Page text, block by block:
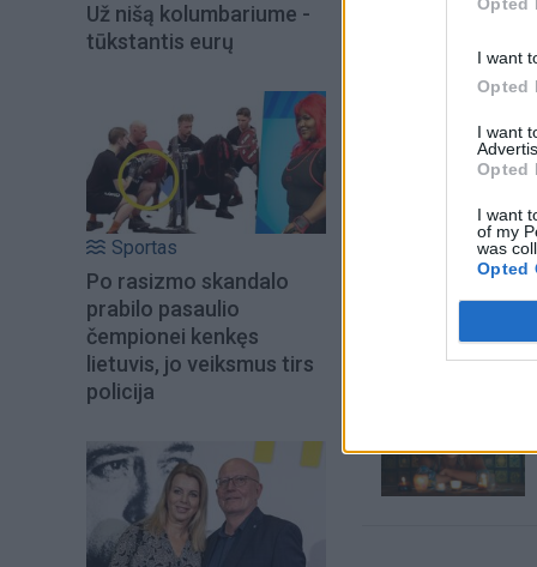
I want
Opted
I want
Opted
I want
of my
was
Opted
Už nišą kolumbariume -
tūkstantis eurų
Sportas
Po rasizmo skandalo
prabilo pasaulio
čempionei kenkęs
lietuvis, jo veiksmus tirs
policija
Šiuo metu